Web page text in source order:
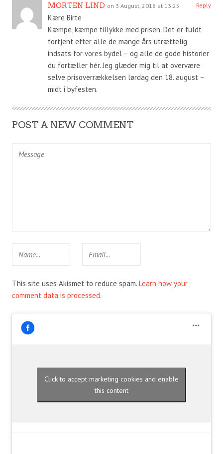
MORTEN LIND on 3 August, 2018 at 13:25 Reply
Kære Birte
Kæmpe, kæmpe tillykke med prisen. Det er fuldt
fortjent efter alle de mange års utrættelig
indsats for vores bydel – og alle de gode historier
du fortæller hér. Jeg glæder mig til at overvære
selve prisoverrækkelsen lørdag den 18. august –
midt i byfesten.
POST A NEW COMMENT
This site uses Akismet to reduce spam. Learn how your
comment data is processed.
Click to accept marketing cookies and enable
this content